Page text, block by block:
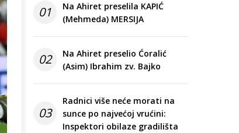
01
Na Ahiret preselila KAPIĆ
(Mehmeda) MERSIJA
02
Na Ahiret preselio Ćoralić
(Asim) Ibrahim zv. Bajko
03
Radnici više neće morati na
sunce po najvećoj vrućini:
Inspektori obilaze gradilišta